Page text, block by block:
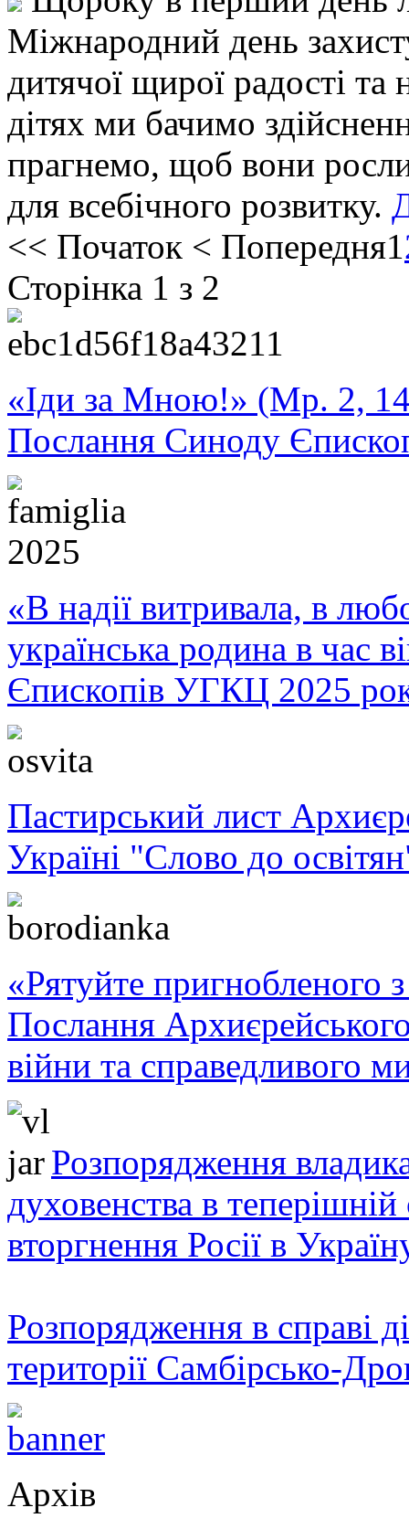
Міжнародний день
дитячої щирої радості
дітях ми бачимо
прагнемо, щоб вони
для всебічного розвитку.
<< Початок < Попередня1
Сторінка 1 з 2
«Іди за Мною!» (Мр. 2,
Послання Синоду
«В надії витривала, в
українська родина в час
Єпископів УГКЦ 2025
Пастирський лист
Україні "Слово до
«Рятуйте пригнобленого
Послання
війни та справедливого
Розпорядження
духовенства в теперішній
вторгнення Росії в
Розпорядження в справі
території Самбірсько-
Архів